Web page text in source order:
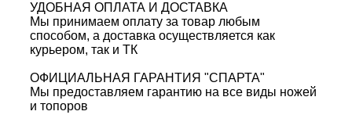
УДОБНАЯ ОПЛАТА И ДОСТАВКА
Мы принимаем оплату за товар любым
способом, а доставка осуществляется как
курьером, так и ТК
ОФИЦИАЛЬНАЯ ГАРАНТИЯ "СПАРТА"
Мы предоставляем гарантию на все виды ножей
и топоров